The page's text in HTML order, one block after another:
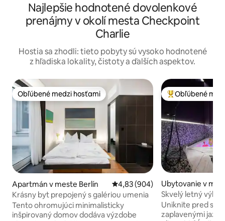
Najlepšie hodnotené dovolenkové
prenájmy v okolí mesta Checkpoint
Charlie
Hostia sa zhodli: tieto pobyty sú vysoko hodnotené
z hľadiska lokality, čistoty a ďalších aspektov.
Obľúbené medzi hosťami
Obľúbené medzi hosťami
Apartmán v meste Berlín Priemerné ohodnotenie 4,83 z
4,83 (904)
Krásny byt prepojený s galériou umenia
Tento ohromujúci minimalisticky
inšpirovaný domov dodáva výzdobe
Najobľúbenejšie
Obľúbené
Ubytovanie v
Skvelý letný
oáza v
Uniknite pred
zaplavenými